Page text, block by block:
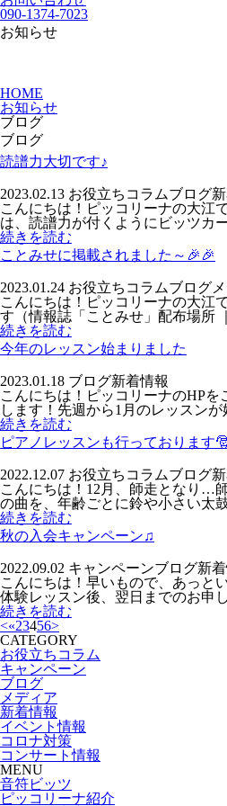
090-1374-7023
お知らせ
HOME
お知らせ
ブログ
ブログ
読譜力大切です♪
2023.02.13 お役立ちコラムブログ
こんにちは！ピッコリーナの大江
は、読譜力が付くようにビッツカ
続きを読む
ことみせに掲載されました～🎉🎉
2023.01.24 お役立ちコラムブログ
こんにちは！ピッコリーナの大江
す（情報誌「ことみせ」配布場所
続きを読む
今年のレッスン始まりました
2023.01.18 ブログ新着情報
こんにちは！ピッコリーナのHP
します！先週から1月のレッスン
続きを読む
ピアノレッスンも行っております🎅
2022.12.07 お役立ちコラムブログ
こんにちは！12月、師走となり…
の曲を、年齢ごとに鈴や小さい太
続きを読む
秋の入会キャンペーン♫
2022.09.02 キャンペーンブログ新
こんにちは！早いもので、あっと
体験レッスン後、翌日までのお申
続きを読む
<«23456>
CATEGORY
お役立ちコラム
キャンペーン
ブログ
メディア
新着情報
イベント情報
コロナ対策
コンサート情報
MENU
音符ビッツ
ピッコリーナ紹介